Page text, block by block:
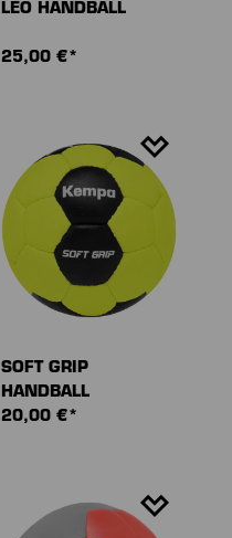
LEO HANDBALL
25,00 €*
SOFT GRIP
HANDBALL
20,00 €*